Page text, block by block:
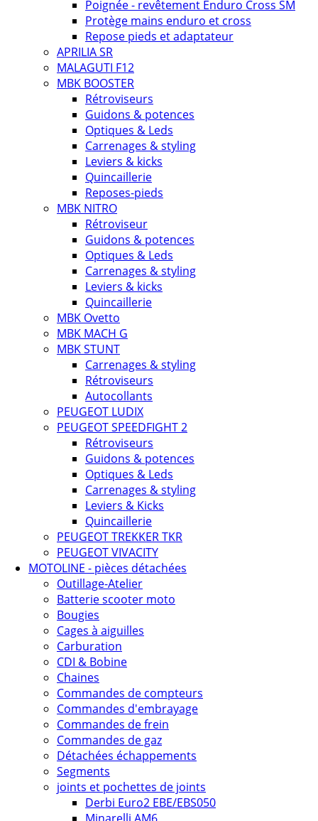
Poignée - revêtement Enduro Cross SM
Protège mains enduro et cross
Repose pieds et adaptateur
APRILIA SR
MALAGUTI F12
MBK BOOSTER
Rétroviseurs
Guidons & potences
Optiques & Leds
Carrenages & styling
Leviers & kicks
Quincaillerie
Reposes-pieds
MBK NITRO
Rétroviseur
Guidons & potences
Optiques & Leds
Carrenages & styling
Leviers & kicks
Quincaillerie
MBK Ovetto
MBK MACH G
MBK STUNT
Carrenages & styling
Rétroviseurs
Autocollants
PEUGEOT LUDIX
PEUGEOT SPEEDFIGHT 2
Rétroviseurs
Guidons & potences
Optiques & Leds
Carrenages & styling
Leviers & Kicks
Quincaillerie
PEUGEOT TREKKER TKR
PEUGEOT VIVACITY
MOTOLINE - pièces détachées
Outillage-Atelier
Batterie scooter moto
Bougies
Cages à aiguilles
Carburation
CDI & Bobine
Chaines
Commandes de compteurs
Commandes d'embrayage
Commandes de frein
Commandes de gaz
Détachées échappements
Segments
joints et pochettes de joints
Derbi Euro2 EBE/EBS050